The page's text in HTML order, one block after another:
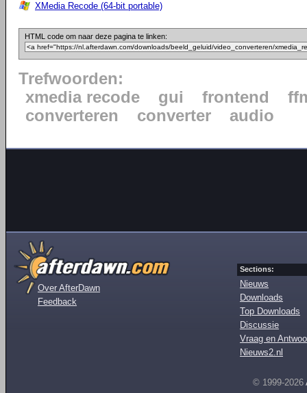
XMedia Recode (64-bit portable)
HTML code om naar deze pagina te linken:
Trefwoorden:
xmedia recode
gui frontend
converteren
converter audio
Over AfterDawn
Feedback
Sections:
Nieuws
Downloads
Top Downloads
Discussie
Vraag en
Nieuws2.nl
© 1999-2026